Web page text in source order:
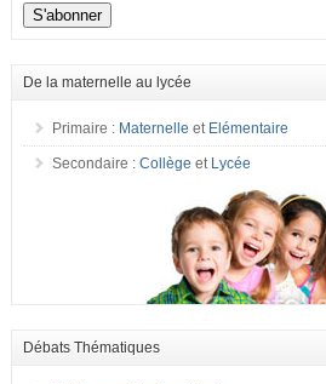
De la maternelle au lycée
Primaire : Maternelle et Elémentaire
Secondaire : Collège et Lycée
Débats Thématiques